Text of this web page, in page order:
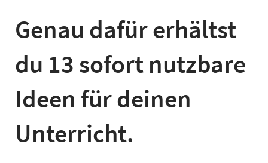
Genau dafür erhältst
du 13 sofort nutzbare
Ideen für deinen
Unterricht.